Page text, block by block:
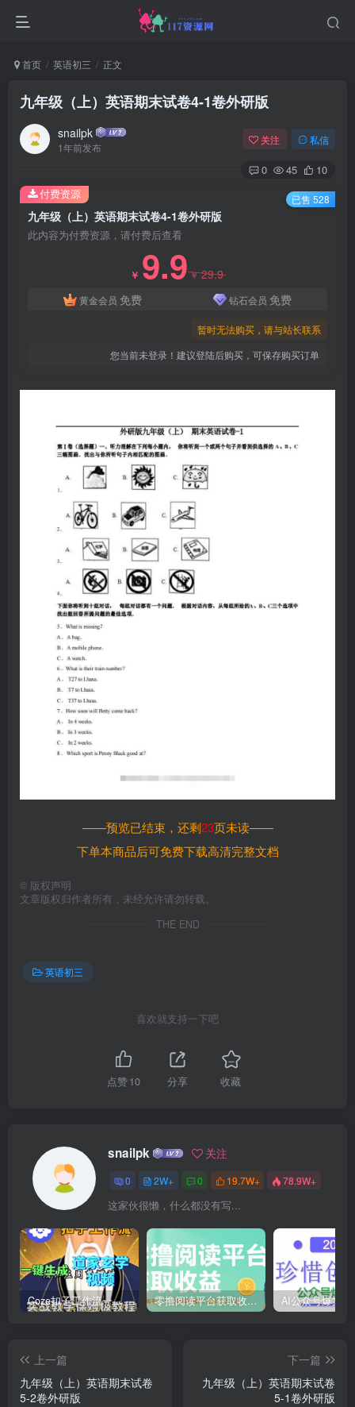
首页 英语初三 正文
九年级（上）英语期末试卷4-1卷外研版
snailpk
1年前发布
关注 私信
0 45 10
九年级（上）英语期末试卷4-1卷外研版
此内容为付费资源，请付费后查看
￥ 9.9￥29.9
黄金会员 免费 钻石会员 免费
暂时无法购买，请与站长联系
您当前未登录！建议登陆后购买，可保存购买订单
付费资源 已售 528
——预览已结束，还剩23页未读——
下单本商品后可免费下载高清完整文档
© 版权声明
文章版权归作者所有，未经允许请勿转载。
THE END
英语初三
喜欢就支持一下吧
点赞10 分享 收藏
snailpk 关注
0 2W+ 0 19.7W+ 78.9W+
这家伙很懒，什么都没有写...
Coze扣子工作流一键生成道家玄学短视频，实战保姆级教程 零撸阅读平台获取收益，最新无门槛平台，一部手机即可操作，单日收益50-3张【揭秘】
上一篇
九年级（上）英语期末试卷
5-2卷外研版
下一篇
九年级（上）英语期末试卷
5-1卷外研版